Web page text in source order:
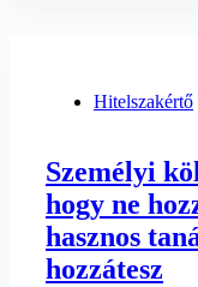
Hitelszakértő
Személyi
hogy ne
hasznos
hozzátesz